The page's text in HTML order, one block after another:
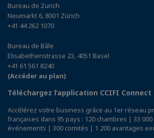
Bureau de Zurich
Neumarkt 6, 8001 Zürich
+41 44 262 1070
Bureau de Bâle
Elisabethenstrasse 23, 4051 Basel
+41 61 561 8240
(Accéder au plan)
Téléchargez l’application CCIFI Connect
Accélérez votre business grâce au 1er réseau
françaises dans 95 pays : 120 chambres | 33
événements | 300 comités | 1 200 avantages